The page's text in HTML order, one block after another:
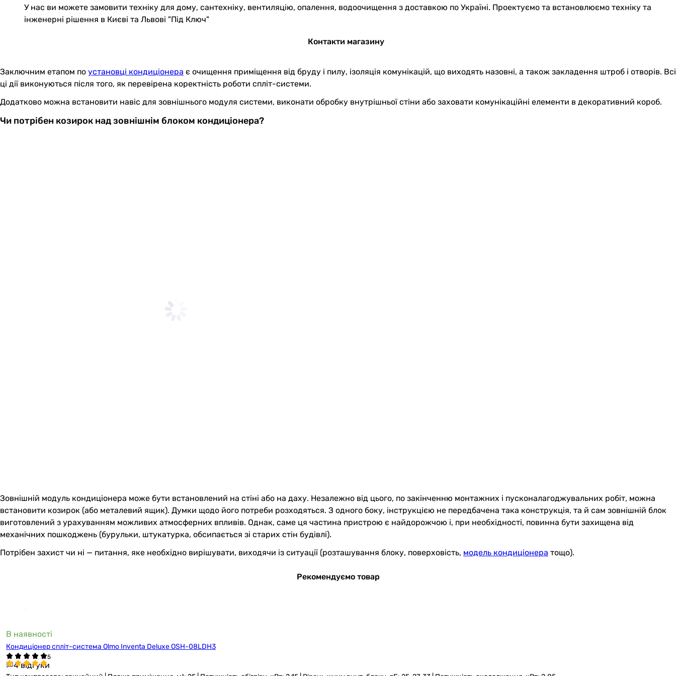
У нас ви можете замовити техніку для дому, сантехніку, вентиляцію, опалення, водоочищення з доставкою по Україні. Проектуємо та встановлюємо техніку та
інженерні рішення в Києві та Львові "Під Ключ"
Контакти магазину
Заключним етапом по установці кондиціонера є очищення приміщення від бруду і пилу, ізоляція комунікацій, що виходять назовні, а також закладення штроб і отворів. Всі
ці дії виконуються після того, як перевірена коректність роботи спліт-системи.
Додатково можна встановити навіс для зовнішнього модуля системи, виконати обробку внутрішньої стіни або заховати комунікаційні елементи в декоративний короб.
Чи потрібен козирок над зовнішнім блоком кондиціонера?
Зовнішній модуль кондиціонера може бути встановлений на стіні або на даху. Незалежно від цього, по закінченню монтажних і пусконалагоджувальних робіт, можна
встановити козирок (або металевий ящик). Думки щодо його потреби розходяться. З одного боку, інструкцією не передбачена така конструкція, та й сам зовнішній блок
виготовлений з урахуванням можливих атмосферних впливів. Однак, саме ця частина пристрою є найдорожчою і, при необхідності, повинна бути захищена від
механічних пошкоджень (бурульки, штукатурка, обсипається зі старих стін будівлі).
Потрібен захист чи ні — питання, яке необхідно вирішувати, виходячи із ситуації (розташування блоку, поверховість, модель кондиціонера тощо).
Рекомендуємо товар
В наявності
Кондиціонер спліт-система Olmo Inventa Deluxe OSH-08LDH3
4 відгуки